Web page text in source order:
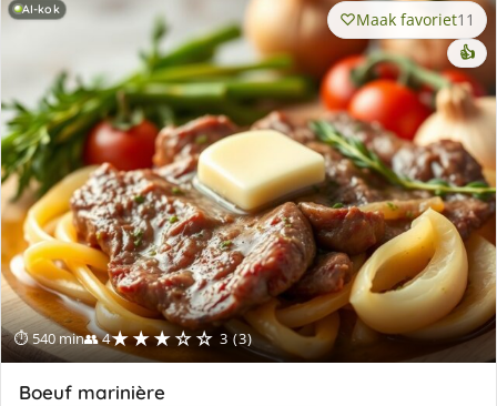
AI-kok
⏱ 540 min👥 4★★★☆☆ 3 (3)
Maak favoriet11
👍
Boeuf marinière